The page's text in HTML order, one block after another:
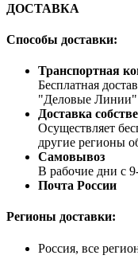
ДОСТАВКА
Способы доставки:
Транспортная
Бесплатная
"Деловые Линии"
Доставка
Осуществляет
другие регионы
Самовывоз
В рабочие дни с
Почта России
Регионы доставки:
Россия, все